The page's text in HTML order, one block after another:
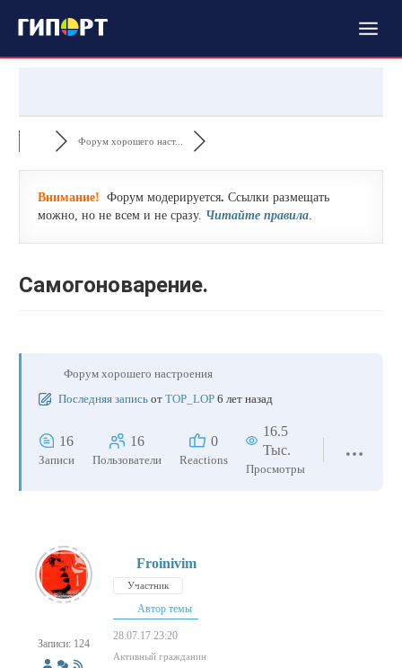
Форум хорошего наст...
Внимание! Форум модерируется. Ссылки размещать
можно, но не всем и не сразу. Читайте правила.
Самогоноварение.
Форум хорошего настроения
Последняя запись от TOP_LOP 6 лет назад
16
Записи
16
Пользователи
0
Reactions
16.5
Тыс.
Просмотры
Записи: 124
Froinivim
Участник
Автор темы
28.07.17 23:20
Активный гражданин